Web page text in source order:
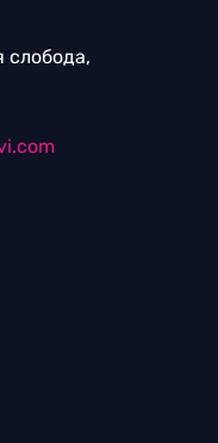
слобода,